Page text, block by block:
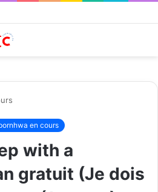
en cours
with a
gratuit (Je dois